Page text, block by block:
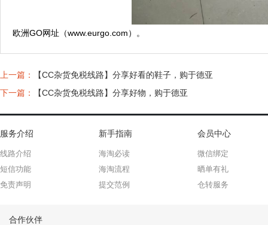
欧洲GO网址（www.eurgo.com）。
上一篇：
【CC杂货免税线路】分享好看的鞋子，购于德亚
下一篇：
【CC杂货免税线路】分享好物，购于德亚
服务介绍
线路介绍
短信功能
免责声明
新手指南
海淘必读
海淘流程
提交范例
会员中心
微信绑定
晒单有礼
仓转服务
合作伙伴